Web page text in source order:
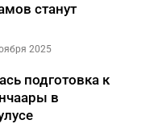
станут
2025
подготовка к
в